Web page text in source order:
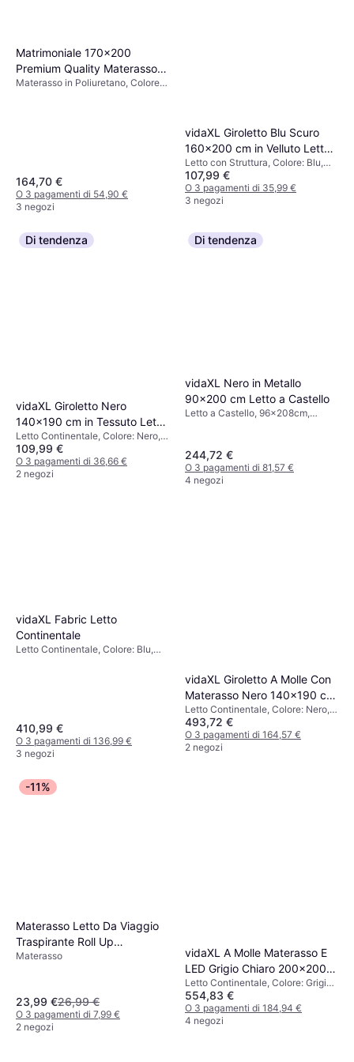
Matrimoniale 170x200
Premium Quality Materasso in
Poliuretano
Materasso in Poliuretano, Colore:
164,70 €
O 3 pagamenti di 54,90 €
3 negozi
vidaXL Giroletto Blu Scuro
160x200 cm in Velluto Letto
con Struttura
Letto con Struttura, Colore: Blu,
Riempimento: Schiuma, Materiale:
Velluto, Poliestere
107,99 €
O 3 pagamenti di 35,99 €
3 negozi
Di tendenza
vidaXL Giroletto Nero
140x190 cm in Tessuto Letto
Continentale
Letto Continentale, Colore: Nero,
Materiale: Legno, Tessuto
109,99 €
O 3 pagamenti di 36,66 €
2 negozi
Di tendenza
vidaXL Nero in Metallo
90x200 cm Letto a Castello
Letto a Castello, 96x208cm,
244,72 €
O 3 pagamenti di 81,57 €
4 negozi
vidaXL Fabric Letto
Continentale
Letto Continentale, Colore: Blu,
410,99 €
O 3 pagamenti di 136,99 €
3 negozi
vidaXL Giroletto A Molle Con
Materasso Nero 140x190 cm
In Tessuto Arredamento Casa
& Cucina Letto Continentale
Letto Continentale, Colore: Nero,
Riempimento: Schiuma, Materiale:
Poliestere, Tessuto, Fermezza:
Medio
493,72 €
O 3 pagamenti di 164,57 €
2 negozi
-11%
Materasso Letto Da Viaggio
Traspirante Roll Up
Materasso
Materasso
23,99 €26,99 €
O 3 pagamenti di 7,99 €
2 negozi
vidaXL A Molle Materasso E
LED Grigio Chiaro 200x200
cm Velluto Letto Continentale
Letto Continentale, Colore: Grigio,
Riempimento: Schiuma, Materiale:
Velluto, Poliestere
554,83 €
O 3 pagamenti di 184,94 €
4 negozi